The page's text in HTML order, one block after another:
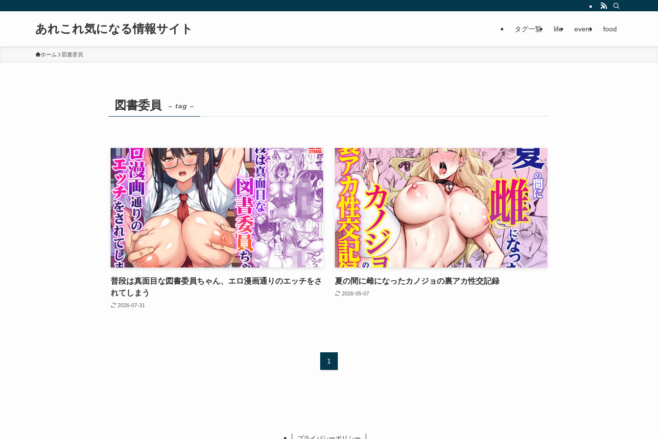
あれこれ気になる情報サイト タグ一覧 life event food
ホーム 図書委員
図書委員 – tag –
普段は真面目な図書委員ちゃん、エロ漫画通りのエッチをさ
れてしまう
2026-07-31
夏の間に雌になったカノジョの裏アカ性交記録
2026-05-07
1